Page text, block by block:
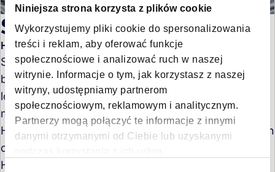
Niniejsza strona korzysta z plików cookie
Wykorzystujemy pliki cookie do spersonalizowania
treści i reklam, aby oferować funkcje
społecznościowe i analizować ruch w naszej
witrynie. Informacje o tym, jak korzystasz z naszej
witryny, udostępniamy partnerom
społecznościowym, reklamowym i analitycznym.
Partnerzy mogą połączyć te informacje z innymi
danymi otrzymanymi od Ciebie lub uzyskanymi
Stefan Hartmann
Head of Trade Asia Europe
Stefan Hartmann led the Asia-Europe trade at Forto,
bringing over 25 years of experience in global
logistics. Before joining Forto, he held key trade
management roles at Panalpina, Geodis, and
Hellmann, overseeing Asia-Europe operations at both
country and regional levels.
His career spans major industry events, from the